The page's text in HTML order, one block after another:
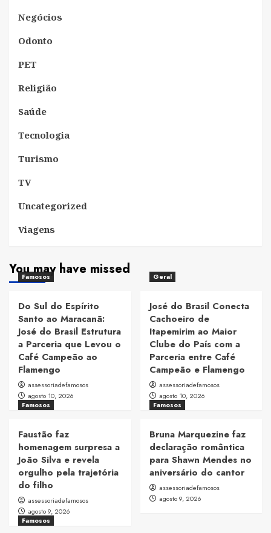
Negócios
Odonto
PET
Religião
Saúde
Tecnologia
Turismo
TV
Uncategorized
Viagens
You may have missed
Famosos
Do Sul do Espírito
Santo ao Maracanã:
José do Brasil Estrutura
a Parceria que Levou o
Café Campeão ao
Flamengo
assessoriadefamosos
agosto 10, 2026
Geral
José do Brasil Conecta
Cachoeiro de
Itapemirim ao Maior
Clube do País com a
Parceria entre Café
Campeão e Flamengo
assessoriadefamosos
agosto 10, 2026
Famosos
Faustão faz
homenagem surpresa a
João Silva e revela
orgulho pela trajetória
do filho
assessoriadefamosos
agosto 9, 2026
Famosos
Bruna Marquezine faz
declaração romântica
para Shawn Mendes no
aniversário do cantor
assessoriadefamosos
agosto 9, 2026
Famosos